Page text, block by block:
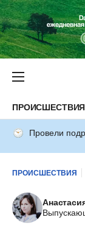
ПРОИСШЕСТВИЯ
Провели
ПРОИСШЕСТВИЯ